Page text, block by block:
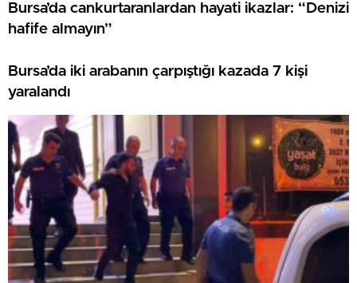
Bursa’da cankurtaranlardan hayati ikazlar: “Denizi
hafife almayın”
Bursa’da iki arabanın çarpıştığı kazada 7 kişi
yaralandı